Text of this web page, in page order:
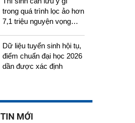
trong quá trình lọc ảo hơn
7,1 triệu nguyện vọng
Dữ liệu tuyển sinh hội tụ,
điểm chuẩn đại học 2026
dần được xác định
TIN MỚI